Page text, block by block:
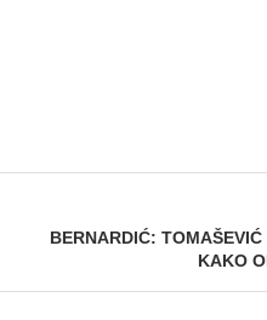
BERNARDIĆ:
KAKO